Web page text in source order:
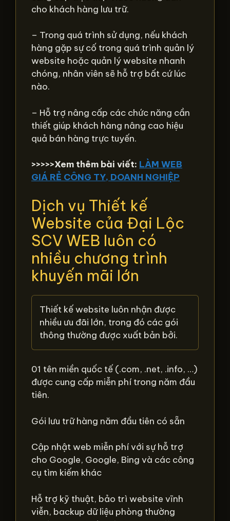
cho khách hàng lưu trữ.
– Trong quá trình sử dụng, nếu khách
hàng gặp sự cố trong quá trình quản lý
website hoặc quản lý website nhanh
chóng, nhân viên sẽ hỗ trợ bất cứ lúc
nào.
– Hỗ trợ nâng cấp các chức năng cần
thiết giúp khách hàng nâng cao hiệu
quả bán hàng trực tuyến.
>>>>>Xem thêm bài viết: LÀM WEB
GIÁ RẺ CÔNG TY, DOANH NGHIỆP
Dịch vụ Thiết kế
Website của Đại Lộc
SCV WEB luôn có
nhiều chương trình
khuyến mãi lớn
Thiết kế website luôn nhận được
nhiều ưu đãi lớn, trong đó các gói
thông thường được xuất bản bởi.
01 tên miền quốc tế (.com, .net, .info, …)
được cung cấp miễn phí trong năm đầu
tiên.
Gói lưu trữ hàng năm đầu tiên có sẵn
Cập nhật web miễn phí với sự hỗ trợ
cho Google, Google, Bing và các công
cụ tìm kiếm khác
Hỗ trợ kỹ thuật, bảo trì website vĩnh
viễn, backup dữ liệu phòng thường